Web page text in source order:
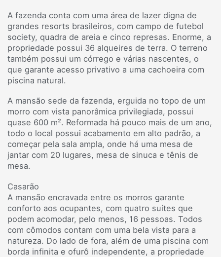
A fazenda conta com uma área de lazer digna de
grandes resorts brasileiros, com campo de futebol
society, quadra de areia e cinco represas. Enorme, a
propriedade possui 36 alqueires de terra. O terreno
também possui um córrego e várias nascentes, o
que garante acesso privativo a uma cachoeira com
piscina natural.
A mansão sede da fazenda, erguida no topo de um
morro com vista panorâmica privilegiada, possui
quase 600 m². Reformada há pouco mais de um ano,
todo o local possui acabamento em alto padrão, a
começar pela sala ampla, onde há uma mesa de
jantar com 20 lugares, mesa de sinuca e tênis de
mesa.
Casarão
A mansão encravada entre os morros garante
conforto aos ocupantes, com quatro suítes que
podem acomodar, pelo menos, 16 pessoas. Todos
com cômodos contam com uma bela vista para a
natureza. Do lado de fora, além de uma piscina com
borda infinita e ofurô independente, a propriedade